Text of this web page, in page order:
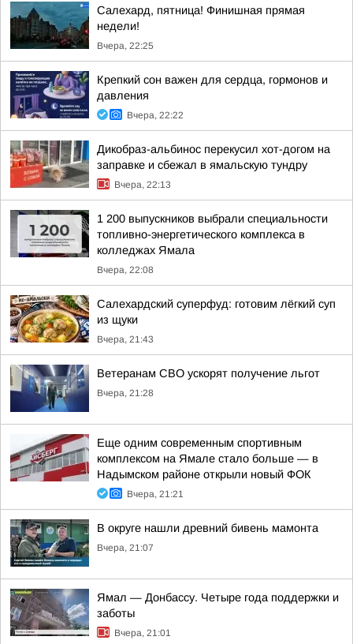
Салехард, пятница! Финишная прямая
недели!
Вчера, 22:25
Крепкий сон важен для сердца, гормонов и
давления
Вчера, 22:22
Дикобраз-альбинос перекусил хот-догом на
заправке и сбежал в ямальскую тундру
Вчера, 22:13
1 200 выпускников выбрали специальности
топливно-энергетического комплекса в
колледжах Ямала
Вчера, 22:08
Салехардский суперфуд: готовим лёгкий суп
из щуки
Вчера, 21:43
Ветеранам СВО ускорят получение льгот
Вчера, 21:28
Еще одним современным спортивным
комплексом на Ямале стало больше — в
Надымском районе открыли новый ФОК
Вчера, 21:21
В округе нашли древний бивень мамонта
Вчера, 21:07
Ямал — Донбассу. Четыре года поддержки и
заботы
Вчера, 21:01